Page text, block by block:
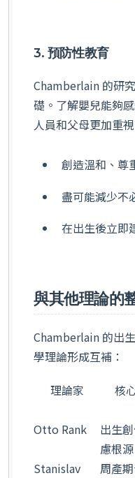
3. 預防性教育
Chamberlain 的研
礎。了解嬰兒能夠
人員和父母更加重視
創造溫和、尊
盡可能減少不
在出生後立即
與其他理論的
Chamberlain 的出
學理論形成互補：
理論家
核
Otto Rank
出生
慮根源
Stanislav
周產